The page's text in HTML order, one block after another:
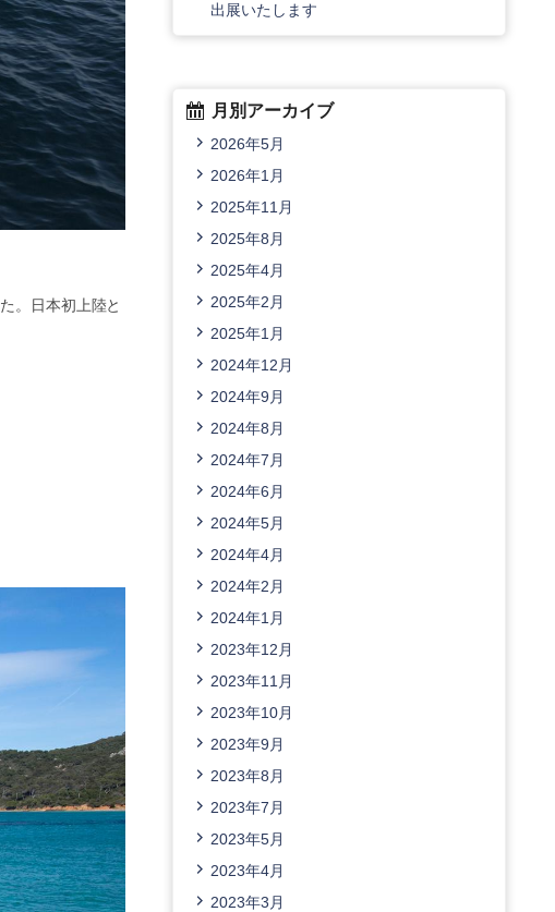
。日本初上陸と
出展いたします
月別アーカイブ
2026年5月
2026年1月
2025年11月
2025年8月
2025年4月
2025年2月
2025年1月
2024年12月
2024年9月
2024年8月
2024年7月
2024年6月
2024年5月
2024年4月
2024年2月
2024年1月
2023年12月
2023年11月
2023年10月
2023年9月
2023年8月
2023年7月
2023年5月
2023年4月
2023年3月